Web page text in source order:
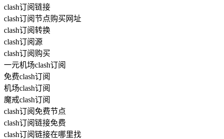
clash订阅链接
clash订阅节点购买网址
clash订阅转换
clash订阅源
clash订阅购买
一元机场clash订阅
免费clash订阅
机场clash订阅
魔戒clash订阅
clash订阅免费节点
clash订阅链接免费
clash订阅链接在哪里找